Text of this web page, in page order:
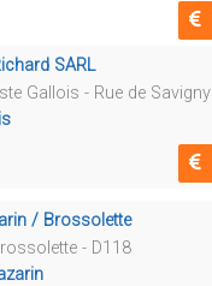
SARL
Gallois - Rue de Savigny
/ Brossolette
- D118